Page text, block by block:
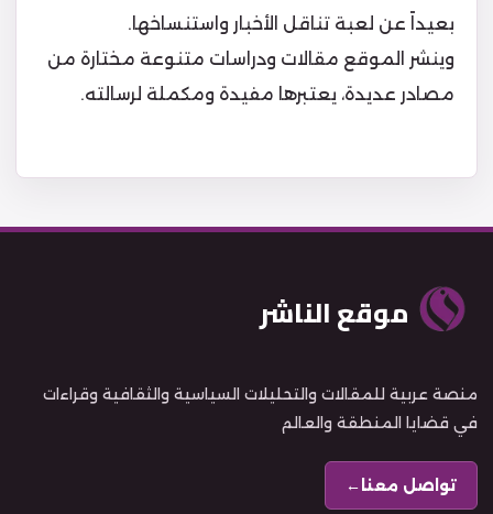
بعيداً عن لعبة تناقل الأخبار واستنساخها.
وينشر الموقع مقالات ودراسات متنوعة مختارة من
مصادر عديدة، يعتبرها مفيدة ومكملة لرسالته.
موقع الناشر
منصة عربية للمقالات والتحليلات السياسية والثقافية وقراءات
في قضايا المنطقة والعالم
تواصل معنا ←